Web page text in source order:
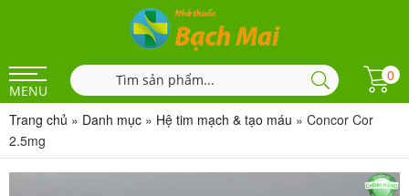
MENU
0
Trang chủ » Danh mục » Hệ tim mạch & tạo máu » Concor Cor
2.5mg